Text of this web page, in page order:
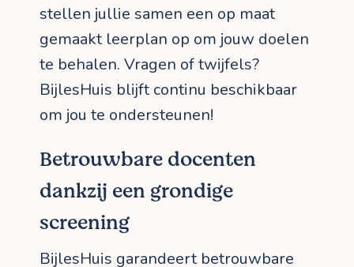
stellen jullie samen een op maat
gemaakt leerplan op om jouw doelen
te behalen. Vragen of twijfels?
BijlesHuis blijft continu beschikbaar
om jou te ondersteunen!
Betrouwbare docenten
dankzij een grondige
screening
BijlesHuis garandeert betrouwbare